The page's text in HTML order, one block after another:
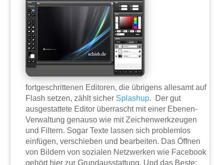
fortgeschrittenen Editoren, die übrigens allesamt auf
Flash setzen, zählt sicher Splashup. Der gut
ausgestattete Editor überrascht mit einer Ebenen-
Verwaltung genauso wie mit Zeichenwerkzeugen
und Filtern. Sogar Texte lassen sich problemlos
einfügen, verschieben und bearbeiten. Das Öffnen
von Bildern von sozialen Netzwerken wie Facebook
gehört hier zur Grundausstattung. Und das Beste: